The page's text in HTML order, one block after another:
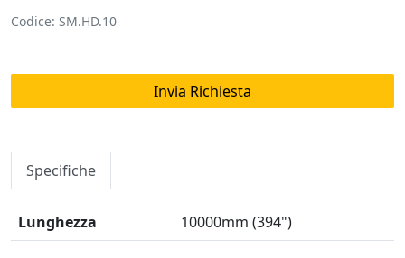
Codice: SM.HD.10
Invia Richiesta
Specifiche
Lunghezza 10000mm (394")